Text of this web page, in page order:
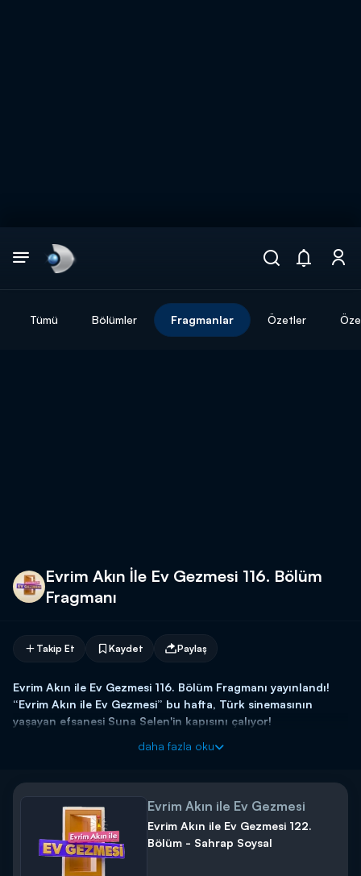
Tümü Bölümler Fragmanlar Özetler
Evrim Akın İle Ev Gezmesi 116. Bölüm
Fragmanı
Takip Et Kaydet Paylaş
Evrim Akın ile Ev Gezmesi 116. Bölüm Fragmanı yayınlandı!
“Evrim Akın ile Ev Gezmesi” bu hafta, Türk sinemasının
yaşayan efsanesi Suna Selen'in kapısını çalıyor!
daha fazla oku
Evrim Akın ile Ev Gezmesi
Evrim Akın ile Ev Gezmesi 122.
Bölüm - Sahrap Soysal